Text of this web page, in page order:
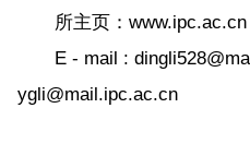
所主页：www.ipc.ac.cn
E - mail :
ygli@mail.ipc.ac.cn